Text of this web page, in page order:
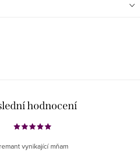
hodnocení
vynikající mňam